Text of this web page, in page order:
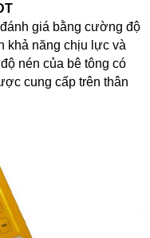
giá bằng cường độ
khả năng chịu lực và
nén của bê tông có
cung cấp trên thân